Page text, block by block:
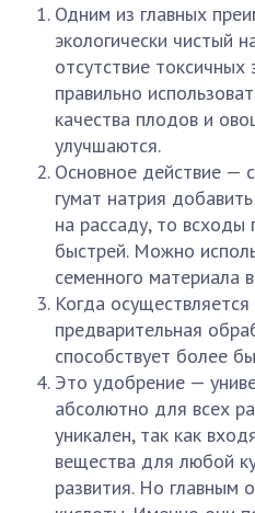
Одним из главных
экологически чистый
отсутствие токсичных
правильно
качества плодов и
улучшаются.
Основное действие —
гумат натрия
на рассаду, то всходы
быстрей. Можно
семенного материала
Когда
предварительная
способствует более
Это удобрение —
абсолютно для всех
уникален, так как
вещества для любой
развития. Но главным